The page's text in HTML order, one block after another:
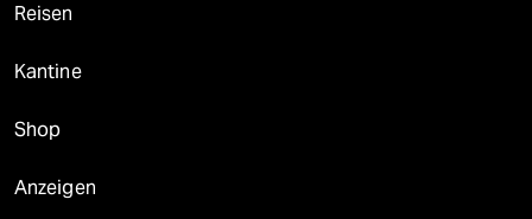
Reisen
Kantine
Shop
Anzeigen